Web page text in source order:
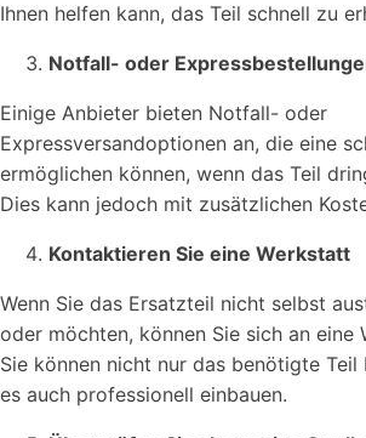
Ihnen helfen kann, das Teil schnell zu
Notfall- oder
Einige Anbieter bieten Notfall- oder
Expressversandoptionen an, die eine
ermöglichen können, wenn das Teil
Dies kann jedoch mit zusätzlichen
Kontaktieren Sie eine Werkstatt
Wenn Sie das Ersatzteil nicht selbst
oder möchten, können Sie sich an eine
Sie können nicht nur das benötigte Teil
es auch professionell einbauen.